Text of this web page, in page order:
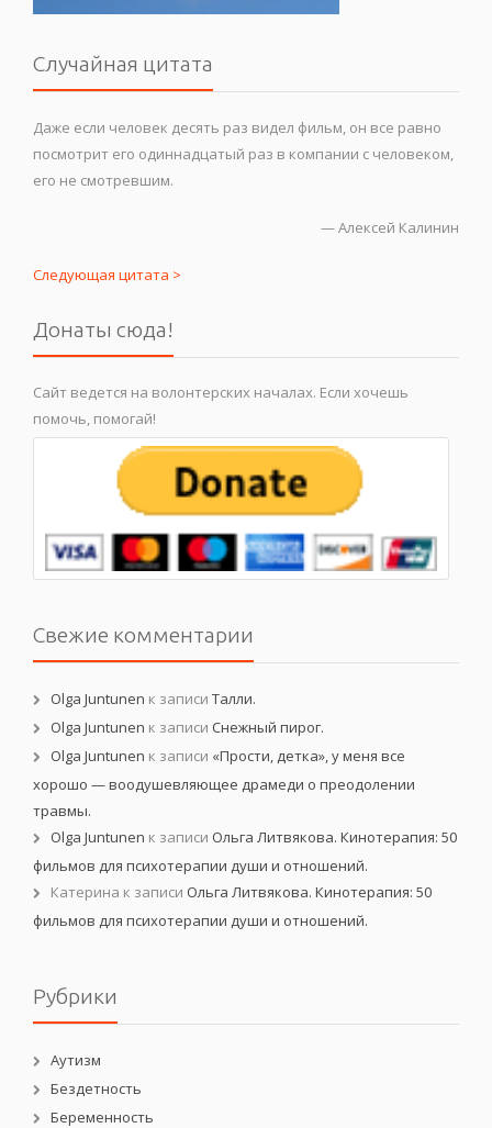
Случайная цитата
Даже если человек десять раз видел фильм, он все равно
посмотрит его одиннадцатый раз в компании с человеком,
его не смотревшим.
—Алексей Калинин
Следующая цитата >
Донаты сюда!
Сайт ведется на волонтерских началах. Если хочешь
помочь, помогай!
Свежие комментарии
Olga Juntunen к записи Талли.
Olga Juntunen к записи Снежный пирог.
Olga Juntunen к записи «Прости, детка», у меня все
хорошо — воодушевляющее драмеди о преодолении
травмы.
Olga Juntunen к записи Ольга Литвякова. Кинотерапия: 50
фильмов для психотерапии души и отношений.
Катерина к записи Ольга Литвякова. Кинотерапия: 50
фильмов для психотерапии души и отношений.
Рубрики
Аутизм
Бездетность
Беременность